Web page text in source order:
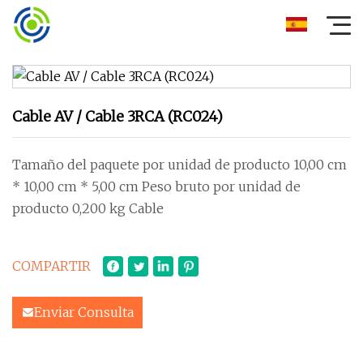
Cable AV / Cable 3RCA (RC024)
Tamaño del paquete por unidad de producto 10,00 cm
* 10,00 cm * 5,00 cm Peso bruto por unidad de
producto 0,200 kg Cable
COMPARTIR
Enviar Consulta